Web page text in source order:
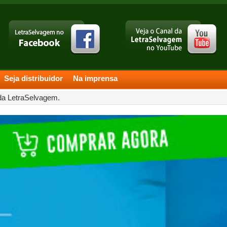
Seja distribuidor Na imprensa
LetraSelvagem.